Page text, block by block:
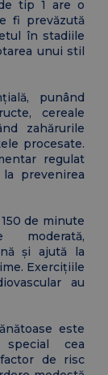
tip 1 are o
fi prevăzută
în stadiile
unui stil
punând
cereale
zahărurile
procesate.
regulat
prevenirea
de minute
și ajută la
Exercițiile
au
este
special cea
de risc